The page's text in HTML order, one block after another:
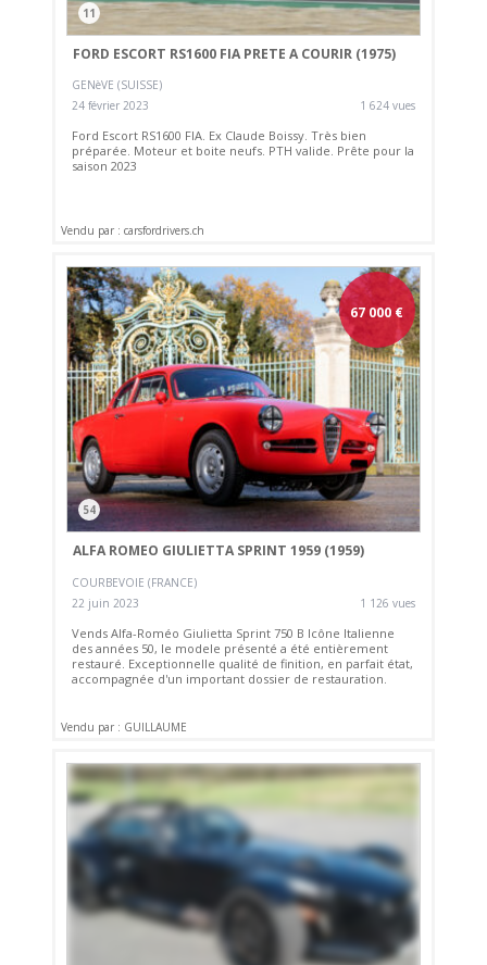
11
FORD ESCORT RS1600 FIA PRETE A COURIR (1975)
GENèVE (SUISSE)
24 février 2023
1 624 vues
Ford Escort RS1600 FIA. Ex Claude Boissy. Très bien
préparée. Moteur et boite neufs. PTH valide. Prête pour la
saison 2023
Vendu par : carsfordrivers.ch
67 000 €
54
ALFA ROMEO GIULIETTA SPRINT 1959 (1959)
COURBEVOIE (FRANCE)
22 juin 2023
1 126 vues
Vends Alfa-Roméo Giulietta Sprint 750 B Icône Italienne
des années 50, le modele présenté a été entièrement
restauré. Exceptionnelle qualité de finition, en parfait état,
accompagnée d'un important dossier de restauration.
Vendu par : GUILLAUME